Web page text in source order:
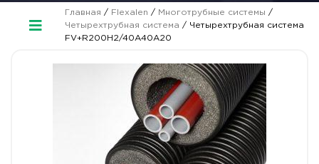
Главная / Flexalen / Многотрубные системы /
Четырехтрубная система / Четырехтрубная система
FV+R200H2/40A40A20